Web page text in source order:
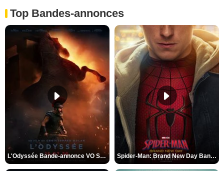
Top Bandes-annonces
L'Odyssée Bande-annonce VO STFR Spider-Man: Brand New Day Bande-annonce VO STFR